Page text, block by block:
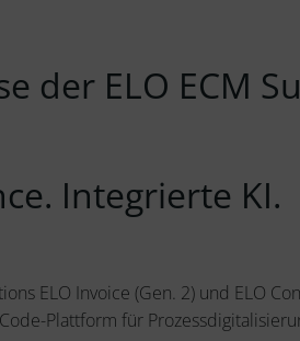
der ELO ECM
Integrierte KI.
ELO Invoice (Gen. 2) und ELO
Plattform für